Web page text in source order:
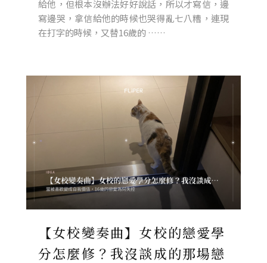
給他，但根本沒辦法好好說話，所以才寫信，邊
寫邊哭，拿信給他的時候也哭得亂七八糟，連現
在打字的時候，又替16歲的 ……
【女校變奏曲】女校的戀愛學
分怎麼修？我沒談成的那場戀